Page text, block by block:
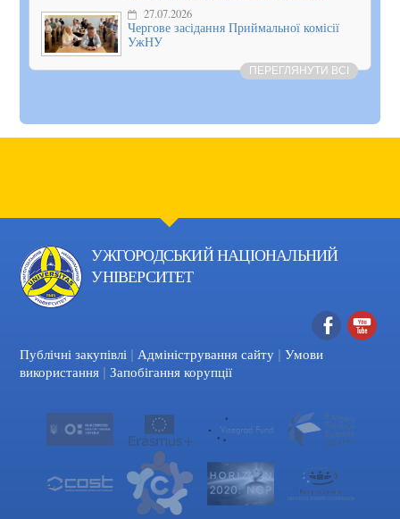
27.07.2026
Чергове засідання Приймальної комісії
УжНУ
ПЕРЕГЛЯНУТИ ВСІ
УЖГОРОДСЬКИЙ НАЦІОНАЛЬНИЙ
УНІВЕРСИТЕТ
Facebook
Публічні закупівлі | Адміністрування сайту | Умови
використання | Запобігання корупції